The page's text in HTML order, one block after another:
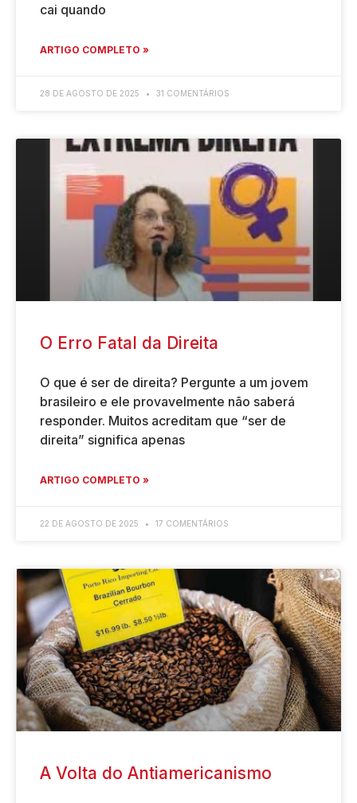
cai quando
ARTIGO COMPLETO »
28 DE AGOSTO DE 2025 31 COMENTÁRIOS
O Erro Fatal da Direita
O que é ser de direita? Pergunte a um jovem
brasileiro e ele provavelmente não saberá
responder. Muitos acreditam que “ser de
direita” significa apenas
ARTIGO COMPLETO »
22 DE AGOSTO DE 2025 17 COMENTÁRIOS
A Volta do Antiamericanismo